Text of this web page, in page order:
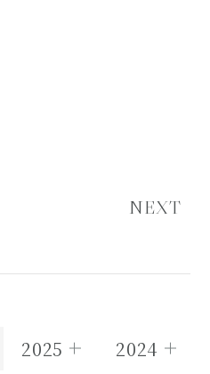
NEXT
2025 2024